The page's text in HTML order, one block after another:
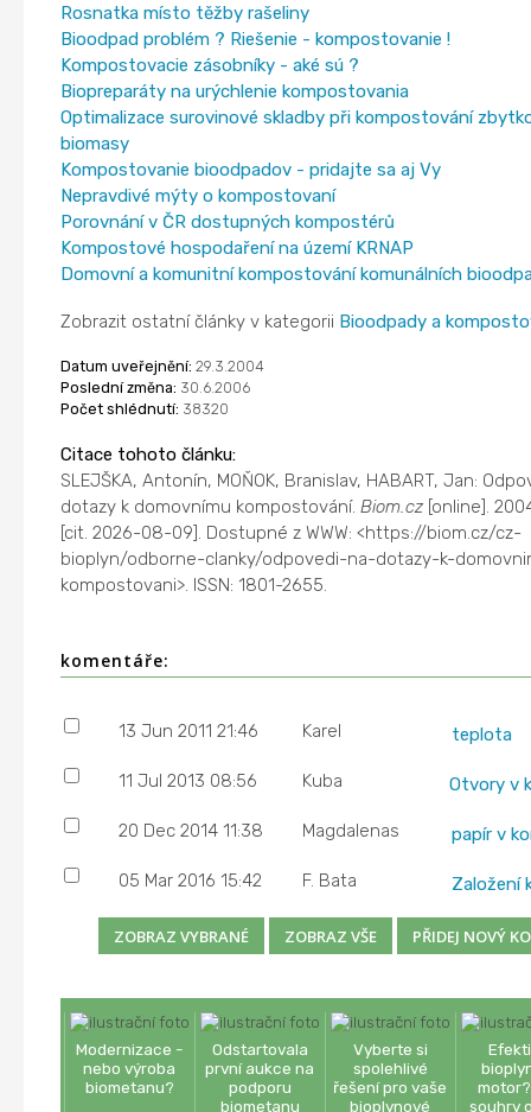
Rosnatka místo těžby rašeliny
Bioodpad problém ? Riešenie - kompostovanie !
Kompostovacie zásobníky - aké sú ?
Biopreparáty na urýchlenie kompostovania
Optimalizace surovinové skladby při kompostování
biomasy
Kompostovanie bioodpadov - pridajte sa aj Vy
Nepravdivé mýty o kompostovaní
Porovnání v ČR dostupných kompostérů
Kompostové hospodaření na území KRNAP
Domovní a komunitní kompostování komunálních
Zobrazit ostatní články v kategorii Bioodpady a
Datum uveřejnění: 29.3.2004
Poslední změna: 30.6.2006
Počet shlédnutí: 38320
Citace tohoto článku:
SLEJŠKA, Antonín, MOŇOK, Branislav, HABART, Jan:
dotazy k domovnímu kompostování. Biom.cz[online].
[cit. 2026-08-09]. Dostupné z WWW: <https://biom.cz/cz-
bioplyn/odborne-clanky/odpovedi-na-dotazy-k-
kompostovani>. ISSN: 1801-2655.
komentáře:
13 Jun 2011 21:46 Karel teplota
11 Jul 2013 08:56 Kuba Otvory v
20 Dec 2014 11:38 Magdalenas papír v
05 Mar 2016 15:42 F. Bata Založení
Modernizace -
nebo výroba
biometanu?
Odstartovala
první aukce na
podporu
biometanu
Vyberte si
spolehlivé
řešení pro vaše
bioplynové
souhry